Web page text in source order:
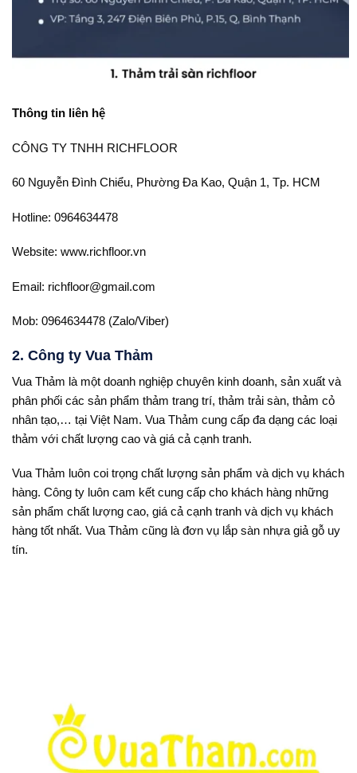
Thông tin liên hệ
CÔNG TY TNHH RICHFLOOR
60 Nguyễn Đình Chiểu, Phường Đa Kao, Quận 1, Tp. HCM
Hotline: 0964634478
Website: www.richfloor.vn
Email: richfloor@gmail.com
Mob: 0964634478 (Zalo/Viber)
2. Công ty Vua Thảm
Vua Thảm là một doanh nghiệp chuyên kinh doanh, sản xuất và
phân phối các sản phẩm thảm trang trí, thảm trải sàn, thảm cỏ
nhân tạo,… tại Việt Nam. Vua Thảm cung cấp đa dạng các loại
thảm với chất lượng cao và giá cả cạnh tranh.
Vua Thảm luôn coi trọng chất lượng sản phẩm và dịch vụ khách
hàng. Công ty luôn cam kết cung cấp cho khách hàng những
sản phẩm chất lượng cao, giá cả cạnh tranh và dịch vụ khách
hàng tốt nhất. Vua Thảm cũng là đơn vụ lắp sàn nhựa giả gỗ uy
tín.